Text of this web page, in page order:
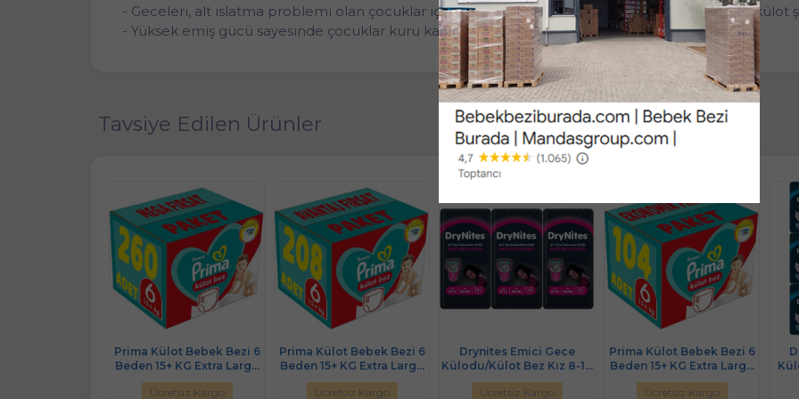
- Geceleri, alt ıslatma problemi olan çocuklar için emici gücü yüksek şekilde tasarlanmıştır ve külot
- Yüksek emiş gücü sayesinde çocuklar kuru kalır ve rahat bir gece geçirirler.
Tavsiye Edilen Ürünler
Prima Külot Bebek Bezi 6
Beden 15+ KG Extra Large
260 Adet MeGa Fırsat Pk
Ücretsiz Kargo
Prima Külot Bebek Bezi 6
Beden 15+ KG Extra Large
208 Adet Avantaj Fırsat Pk
Ücretsiz Kargo
Drynites Emici Gece
Külodu/Külot Bez Kız 8-13
Yaş 30-48KG Large 27
Adet 3PK*9 Alt Islatmalara
Ücretsiz Kargo
Prima Külot Bebek Bezi 6
Beden 15+ KG Extra Large
104 Adet Ekonomik Fırsat
Pk
Ücretsiz Kargo